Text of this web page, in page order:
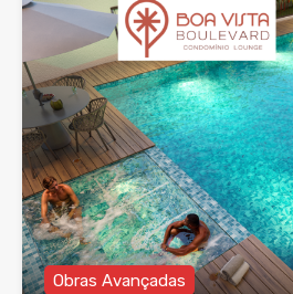
Obras Avançadas